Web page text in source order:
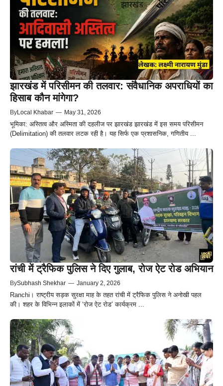
झारखंड में परिसीमन की तलवार: संवैधानिक अपराधियों का
हिसाब कौन मांगेगा?
ByLocal Khabar — May 31, 2026
भूमिका: अस्तित्व और अस्मिता की दहलीज पर झारखंड झारखंड में इस समय परिसीमन
(Delimitation) की तलवार लटक रही है। यह सिर्फ एक प्रशासनिक, गणितीय ...
रांची में ट्रैफिक पुलिस ने दिए गुलाब, रोज ऐट रोड अभियान
BySubhash Shekhar — January 2, 2026
Ranchi। राष्ट्रीय सड़क सुरक्षा माह के तहत रांची में ट्रैफिक पुलिस ने अनोखी पहल
की। शहर के विभिन्न इलाकों में ‘रोज ऐट रोड’ कार्यक्रम ...